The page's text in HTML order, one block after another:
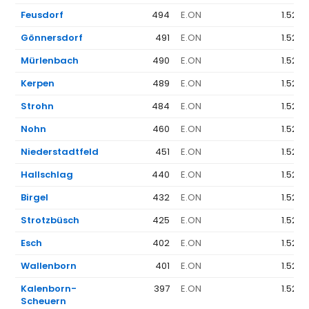
Feusdorf
494 E.ON
1.523
Gönnersdorf
491 E.ON
1.523
Mürlenbach
490 E.ON
1.523
Kerpen
489 E.ON
1.523
Strohn
484 E.ON
1.523
Nohn
460 E.ON
1.523
Niederstadtfeld
451 E.ON
1.523
Hallschlag
440 E.ON
1.523
Birgel
432 E.ON
1.523
Strotzbüsch
425 E.ON
1.523
Esch
402 E.ON
1.523
Wallenborn
401 E.ON
1.523
Kalenborn-
Scheuern
397 E.ON 1.523